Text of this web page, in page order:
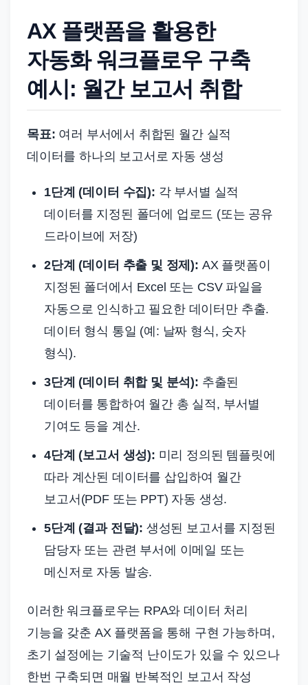
AX 플랫폼을 활용한
자동화 워크플로우 구축
예시: 월간 보고서 취합
목표: 여러 부서에서 취합된 월간 실적
데이터를 하나의 보고서로 자동 생성
1단계 (데이터 수집): 각 부서별 실적
데이터를 지정된 폴더에 업로드 (또는 공유
드라이브에 저장)
2단계 (데이터 추출 및 정제): AX 플랫폼이
지정된 폴더에서 Excel 또는 CSV 파일을
자동으로 인식하고 필요한 데이터만 추출.
데이터 형식 통일 (예: 날짜 형식, 숫자
형식).
3단계 (데이터 취합 및 분석): 추출된
데이터를 통합하여 월간 총 실적, 부서별
기여도 등을 계산.
4단계 (보고서 생성): 미리 정의된 템플릿에
따라 계산된 데이터를 삽입하여 월간
보고서(PDF 또는 PPT) 자동 생성.
5단계 (결과 전달): 생성된 보고서를 지정된
담당자 또는 관련 부서에 이메일 또는
메신저로 자동 발송.
이러한 워크플로우는 RPA와 데이터 처리
기능을 갖춘 AX 플랫폼을 통해 구현 가능하며,
초기 설정에는 기술적 난이도가 있을 수 있으나
한번 구축되면 매월 반복적인 보고서 작성